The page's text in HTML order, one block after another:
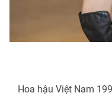
Hoa hậu Việt Nam